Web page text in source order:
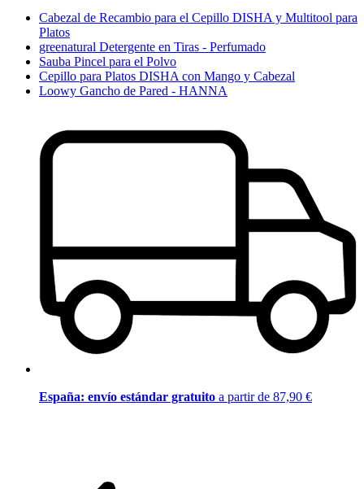
Cabezal de Recambio para el Cepillo DISHA y Multitool para
Platos
greenatural Detergente en Tiras - Perfumado
Sauba Pincel para el Polvo
Cepillo para Platos DISHA con Mango y Cabezal
Loowy Gancho de Pared - HANNA
España: envío estándar gratuito a partir de 87,90 €